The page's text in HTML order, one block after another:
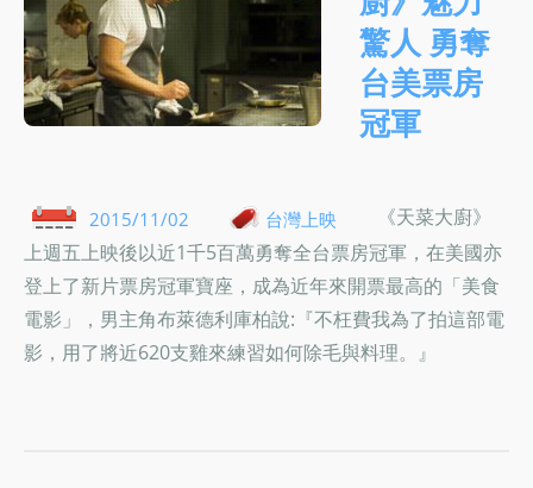
驚人 勇奪
台美票房
冠軍
2015/11/02 台灣上映
《天菜大廚》
上週五上映後以近1千5百萬勇奪全台票房冠軍，在美國亦
登上了新片票房冠軍寶座，成為近年來開票最高的「美食
電影」，男主角布萊德利庫柏說:『不枉費我為了拍這部電
影，用了將近620支雞來練習如何除毛與料理。』